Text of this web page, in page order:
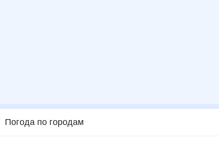
Погода по городам